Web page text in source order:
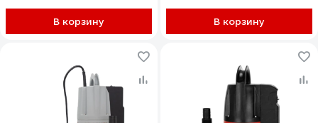
В корзину В корзину